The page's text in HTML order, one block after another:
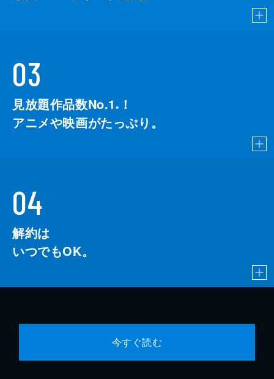
03
見放題作品数No.1 ※
！
アニメや映画がたっぷり。
04
解約は
いつでもOK。
今すぐ読む